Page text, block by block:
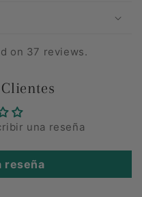
on 37 reviews.
una reseña
reseña